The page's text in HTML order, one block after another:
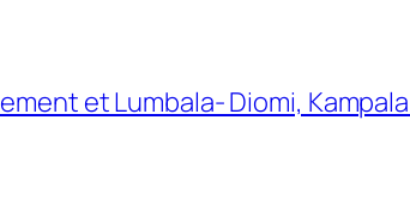
et Lumbala- Diomi,